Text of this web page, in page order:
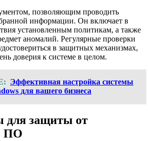
позволяющим проводить
информации. Он включает в
установленным политикам, а также
аномалий. Регулярные проверки
в защитных механизмах,
доверия к системе в целом.
Эффективная настройка системы
для вашего бизнеса
для защиты от
ПО